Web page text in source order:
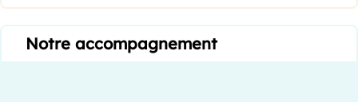
Notre accompagnement